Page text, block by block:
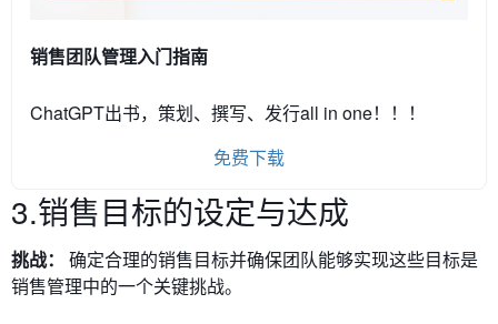
销售团队管理入门指南
ChatGPT出书，策划、撰写、发行all in one！！！
免费下载
3.销售目标的设定与达成
挑战：
确定合理的销售目标并确保团队能够实现这些目标是
销售管理中的一个关键挑战。